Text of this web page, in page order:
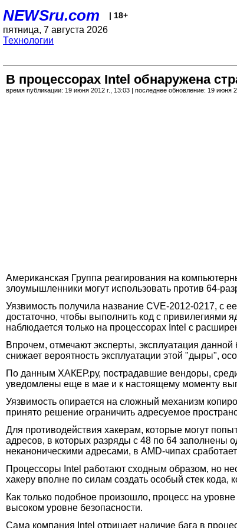
NEWSru.com | 18+
пятница, 7 августа 2026
Технологии
В процессорах Intel обнаружена
время публикации: 19 июня 2012 г., 13:03 | последнее обновление: 19 июня
Американская Группа реагирования на
злоумышленники могут использовать против 64-
Уязвимость получила название CVE-2012-0217, с
достаточно, чтобы выполнить код с привилегиями
наблюдается только на процессорах Intel с
Впрочем, отмечают эксперты, эксплуатация
снижает вероятность эксплуатации этой "дыры",
По данным ХАКЕР.ру, пострадавшие вендоры,
уведомлены еще в мае и к настоящему моменту
Уязвимость опирается на сложный механизм
принято решение ограничить адресуемое
Для противодействия хакерам, которые могут
адресов, в которых разряды с 48 по 64 заполнены
неканоническими адресами, в AMD-чипах
Процессоры Intel работают сходным образом, но
хакеру вполне по силам создать особый стек
Как только подобное произошло, процесс на
высоком уровне безопасности.
Сама компания Intel отрицает наличие бага в